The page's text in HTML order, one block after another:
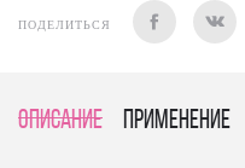
ПОДЕЛИТЬСЯ
Описание Применение